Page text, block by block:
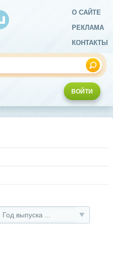
О САЙТЕ
РЕКЛАМА
КОНТАКТЫ
ВОЙТИ
Год выпуска ...